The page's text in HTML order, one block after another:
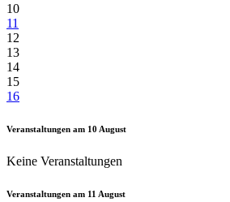
10
11
12
13
14
15
16
Veranstaltungen am 10 August
Keine Veranstaltungen
Veranstaltungen am 11 August